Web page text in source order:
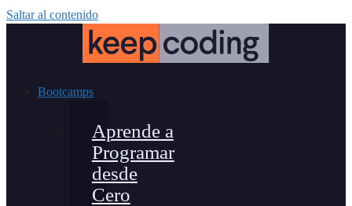
Saltar al contenido
Bootcamps
Aprende a
Programar
desde
Cero